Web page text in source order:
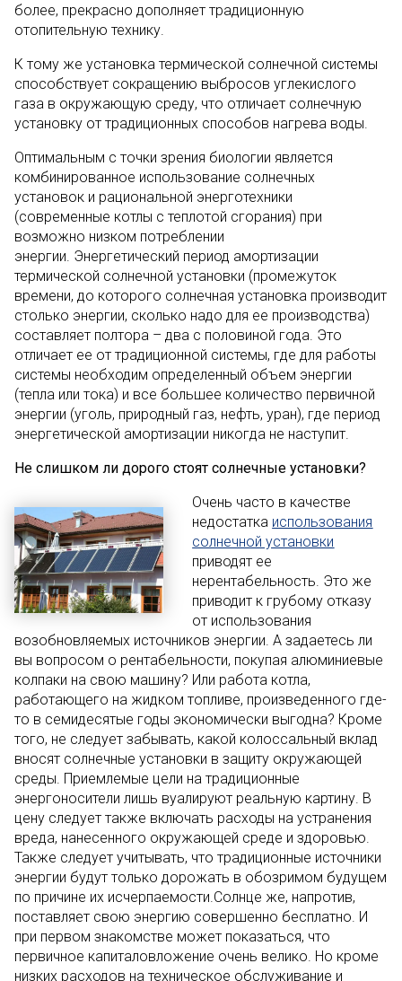
более, прекрасно дополняет традиционную
отопительную технику.
К тому же установка термической солнечной системы
способствует сокращению выбросов углекислого
газа в окружающую среду, что отличает солнечную
установку от традиционных способов нагрева воды.
Оптимальным с точки зрения биологии является
комбинированное использование солнечных
установок и рациональной энерготехники
(современные котлы с теплотой сгорания) при
возможно низком потреблении
энергии. Энергетический период амортизации
термической солнечной установки (промежуток
времени, до которого солнечная установка производит
столько энергии, сколько надо для ее производства)
составляет полтора – два с половиной года. Это
отличает ее от традиционной системы, где для работы
системы необходим определенный объем энергии
(тепла или тока) и все большее количество первичной
энергии (уголь, природный газ, нефть, уран), где период
энергетической амортизации никогда не наступит.
Не слишком ли дорого стоят солнечные установки?
Очень часто в качестве
недостатка использования
солнечной установки
приводят ее
нерентабельность. Это же
приводит к грубому отказу
от использования
возобновляемых источников энергии. А задаетесь ли
вы вопросом о рентабельности, покупая алюминиевые
колпаки на свою машину? Или работа котла,
работающего на жидком топливе, произведенного где-
то в семидесятые годы экономически выгодна? Кроме
того, не следует забывать, какой колоссальный вклад
вносят солнечные установки в защиту окружающей
среды. Приемлемые цели на традиционные
энергоносители лишь вуалируют реальную картину. В
цену следует также включать расходы на устранения
вреда, нанесенного окружающей среде и здоровью.
Также следует учитывать, что традиционные источники
энергии будут только дорожать в обозримом будущем
по причине их исчерпаемости.Солнце же, напротив,
поставляет свою энергию совершенно бесплатно. И
при первом знакомстве может показаться, что
первичное капиталовложение очень велико. Но кроме
низких расходов на техническое обслуживание и